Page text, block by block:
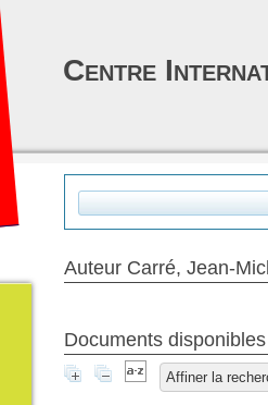
Auteur Carré, Jean-
Documents
Affiner la
Centre